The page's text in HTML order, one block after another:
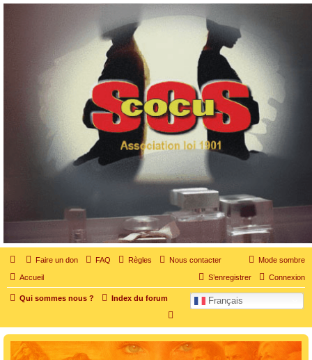
SOS cocu
SOS cocu est une association loi 1901 dont l'objet est le soutien aux victimes d'adultère.
Pouvoir parler, se confier, recevoir un soutien moral pour traverser une situation
personnelle douloureuse
Mode sombre
Faire un don FAQ Règles Nous contacter
Accueil Connexion
S’enregistrer
Qui sommes nous ? Index du forum Français
c